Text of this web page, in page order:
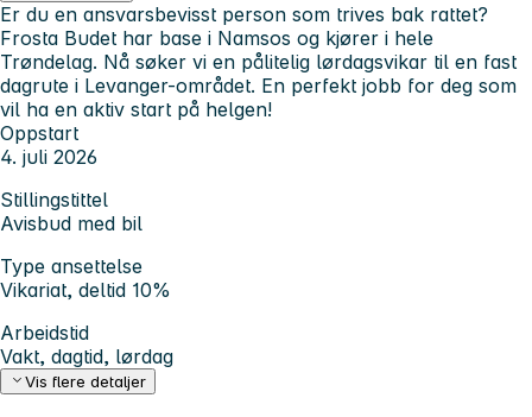
Er du en ansvarsbevisst person som trives bak rattet?
Frosta Budet har base i Namsos og kjører i hele
Trøndelag. Nå søker vi en pålitelig lørdagsvikar til en fast
dagrute i Levanger-området. En perfekt jobb for deg som
vil ha en aktiv start på helgen!
Oppstart
4. juli 2026
Stillingstittel
Avisbud med bil
Type ansettelse
Vikariat, deltid 10%
Arbeidstid
Vakt, dagtid, lørdag
Vis flere detaljer